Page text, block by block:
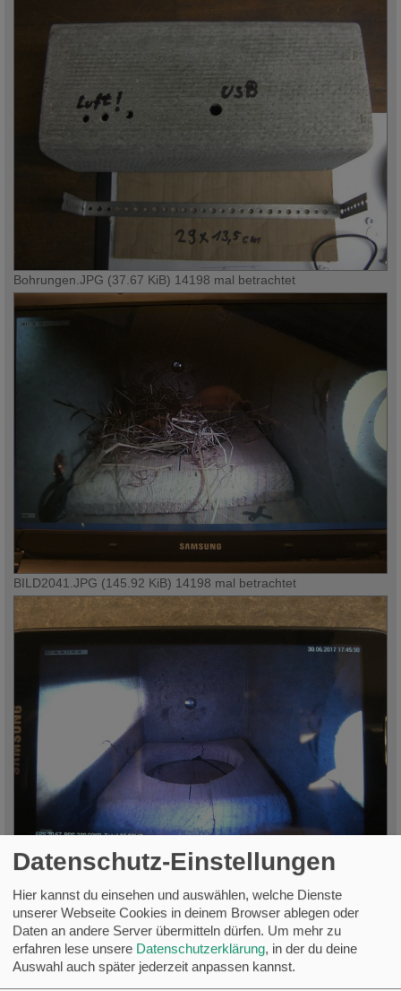
Bohrungen.JPG (37.67 KiB) 14198 mal betrachtet
BILD2041.JPG (145.92 KiB) 14198 mal betrachtet
Datenschutz-Einstellungen
Hier kannst du einsehen und auswählen, welche Dienste
unserer Webseite Cookies in deinem Browser ablegen oder
Daten an andere Server übermitteln dürfen. Um mehr zu
erfahren lese unsere Datenschutzerklärung, in der du deine
Auswahl auch später jederzeit anpassen kannst.